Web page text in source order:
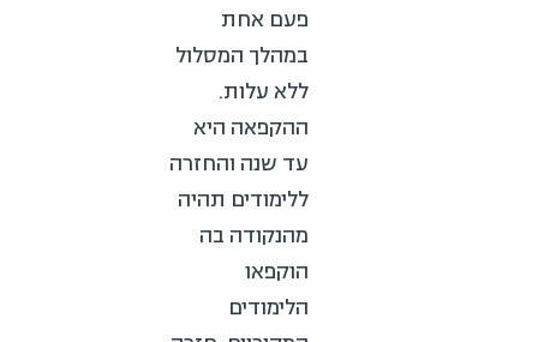
פעם אחת
במהלך המסלול
ללא עלות.
ההקפאה היא
עד שנה והחזרה
ללימודים תהיה
מהנקודה בה
הוקפאו
הלימודים